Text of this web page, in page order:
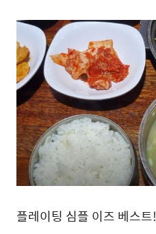
플레이팅 심플 이즈 베스트!